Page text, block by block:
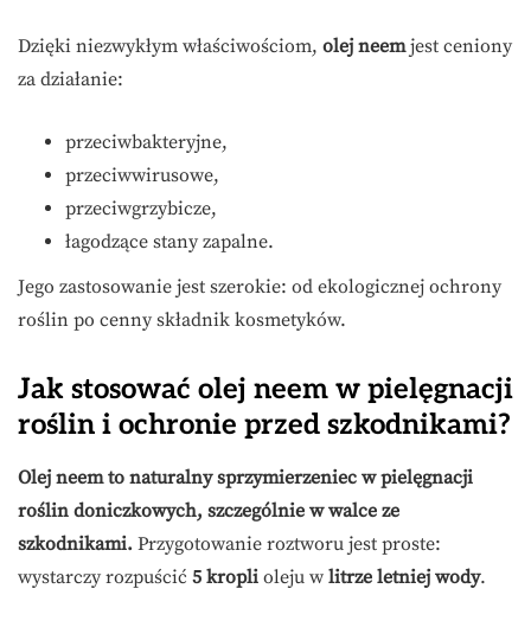
Dzięki niezwykłym właściwościom, olej neemjest ceniony
za działanie:
przeciwbakteryjne,
przeciwwirusowe,
przeciwgrzybicze,
łagodzące stany zapalne.
Jego zastosowanie jest szerokie: od ekologicznej ochrony
roślin po cenny składnik kosmetyków.
Jak stosować olej neem w pielęgnacji
roślin i ochronie przed szkodnikami?
Olej neem to naturalny sprzymierzeniec w pielęgnacji
roślin doniczkowych, szczególnie w walce ze
szkodnikami. Przygotowanie roztworu jest proste:
wystarczy rozpuścić 5 kropli oleju w litrze letniej wody.